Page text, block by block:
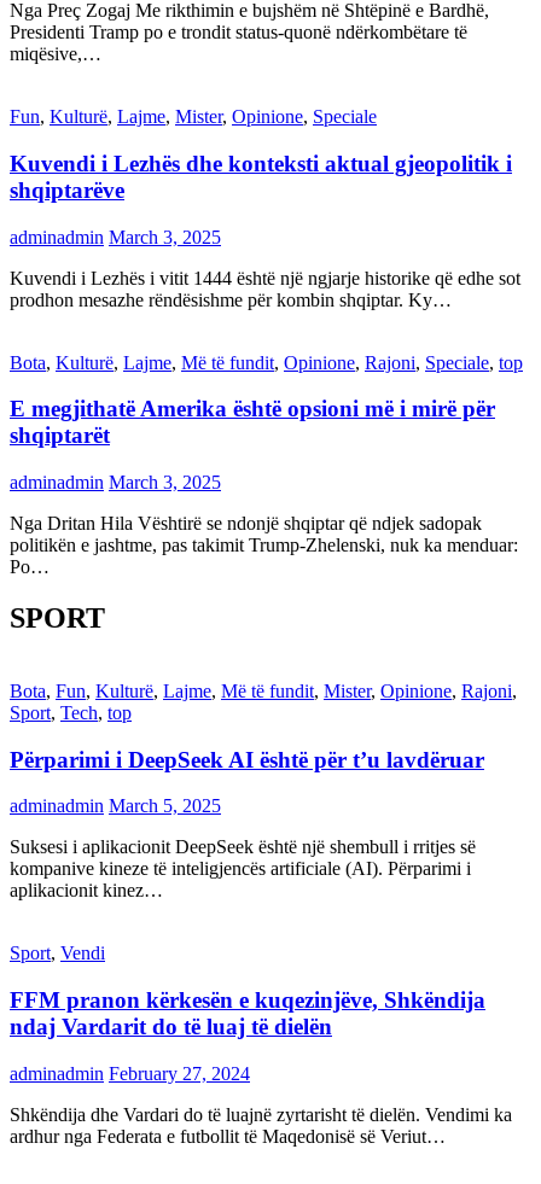
Nga Preç Zogaj Me rikthimin e bujshëm në Shtëpinë e Bardhë,
Presidenti Tramp po e trondit status-quonë ndërkombëtare të
miqësive,…
Fun, Kulturë, Lajme, Mister, Opinione, Speciale
Kuvendi i Lezhës dhe konteksti aktual gjeopolitik i
shqiptarëve
adminadmin March 3, 2025
Kuvendi i Lezhës i vitit 1444 është një ngjarje historike që edhe sot
prodhon mesazhe rëndësishme për kombin shqiptar. Ky…
Bota, Kulturë, Lajme, Më të fundit, Opinione, Rajoni, Speciale, top
E megjithatë Amerika është opsioni më i mirë për
shqiptarët
adminadmin March 3, 2025
Nga Dritan Hila Vështirë se ndonjë shqiptar që ndjek sadopak
politikën e jashtme, pas takimit Trump-Zhelenski, nuk ka menduar:
Po…
SPORT
Bota, Fun, Kulturë, Lajme, Më të fundit, Mister, Opinione, Rajoni,
Sport, Tech, top
Përparimi i DeepSeek AI është për t’u lavdëruar
adminadmin March 5, 2025
Suksesi i aplikacionit DeepSeek është një shembull i rritjes së
kompanive kineze të inteligjencës artificiale (AI). Përparimi i
aplikacionit kinez…
Sport, Vendi
FFM pranon kërkesën e kuqezinjëve, Shkëndija
ndaj Vardarit do të luaj të dielën
adminadmin February 27, 2024
Shkëndija dhe Vardari do të luajnë zyrtarisht të dielën. Vendimi ka
ardhur nga Federata e futbollit të Maqedonisë së Veriut…